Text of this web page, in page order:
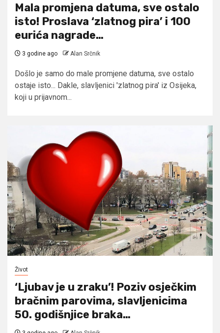
Mala promjena datuma, sve ostalo
isto! Proslava ‘zlatnog pira’ i 100
eurića nagrade…
3 godine ago Alan Srčnik
Došlo je samo do male promjene datuma, sve ostalo
ostaje isto... Dakle, slavljenici 'zlatnog pira' iz Osijeka,
koji u prijavnom...
Život
‘Ljubav je u zraku’! Poziv osječkim
bračnim parovima, slavljenicima
50. godišnjice braka…